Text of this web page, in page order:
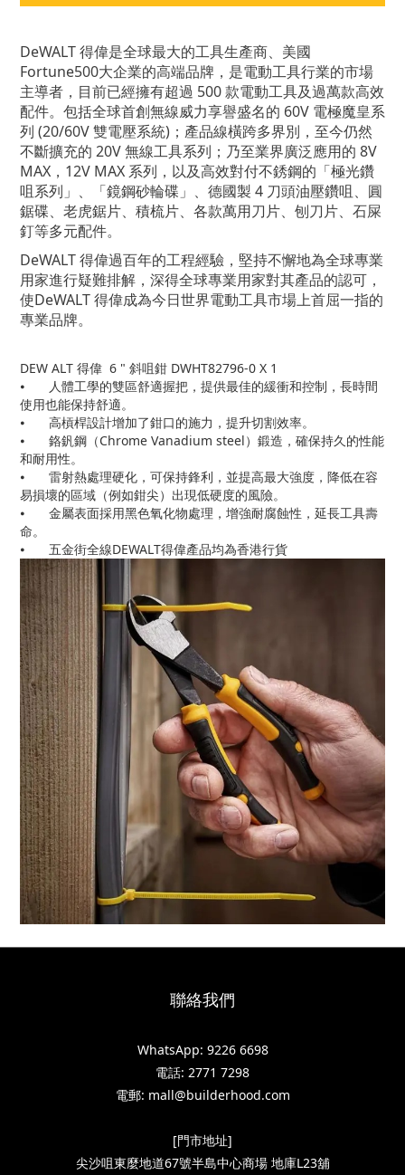
DeWALT 得偉是全球最大的工具生產商、美國
Fortune500大企業的高端品牌，是電動工具行業的市場
主導者，目前已經擁有超過 500 款電動工具及過萬款高效
配件。包括全球首創無線威力享譽盛名的 60V 電極魔皇系
列 (20/60V 雙電壓系統)；產品線橫跨多界別，至今仍然
不斷擴充的 20V 無線工具系列；乃至業界廣泛應用的 8V
MAX，12V MAX 系列，以及高效對付不銹鋼的「極光鑽
咀系列」、「鏡鋼砂輪碟」、德國製 4 刀頭油壓鑽咀、圓
鋸碟、老虎鋸片、積梳片、各款萬用刀片、刨刀片、石屎
釘等多元配件。
DeWALT得偉過百年的工程經驗，堅持不懈地為全球專業
用家進行疑難排解，深得全球專業用家對其產品的認可，
使DeWALT得偉成為今日世界電動工具市場上首屈一指的
專業品牌。
DEW ALT 得偉 6 " 斜咀鉗 DWHT82796-0 X 1
⦁
人體工學的雙區舒適握把，提供最佳的緩衝和控制，長時間
使用也能保持舒適。
⦁
高槓桿設計增加了鉗口的施力，提升切割效率。
⦁
鉻釩鋼（Chrome Vanadium steel）鍛造，確保持久的性能
和耐用性。
⦁
雷射熱處理硬化，可保持鋒利，並提高最大強度，降低在容
易損壞的區域（例如鉗尖）出現低硬度的風險。
⦁
金屬表面採用黑色氧化物處理，增強耐腐蝕性，延長工具壽
命。
⦁
五金街全線DEWALT得偉產品均為香港行貨
聯絡我們
WhatsApp: 9226 6698
電話: 2771 7298
電郵: mall@builderhood.com
[門市地址]
尖沙咀東麼地道67號半島中心商場 地庫L23舖